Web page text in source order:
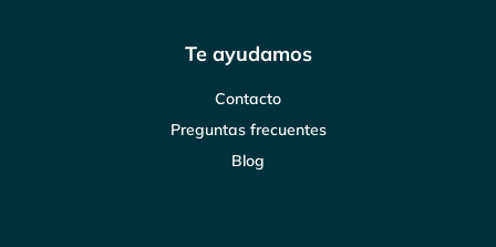
Te ayudamos
Contacto
Preguntas frecuentes
Blog